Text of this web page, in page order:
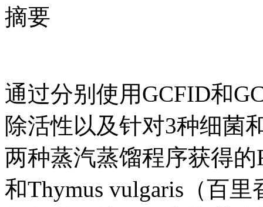
摘要
通过分别使用GCFID和
除活性以及针对3种细菌
两种蒸汽蒸馏程序获得的
和Thymus vulgaris（百